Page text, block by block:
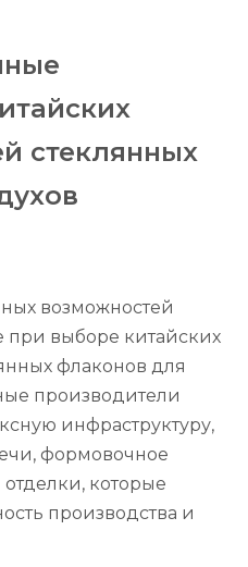
стеклянных
возможностей
при выборе китайских
флаконов для
производители
инфраструктуру,
формовочное
которые
производства и